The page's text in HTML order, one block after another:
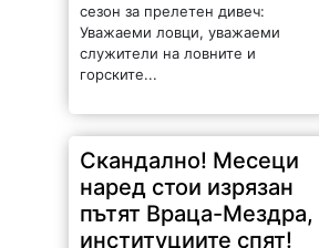
сезон за прелетен дивеч:
Уважаеми ловци, уважаеми
служители на ловните и
горските...
Скандално! Месеци
наред стои изрязан
пътят Враца-Мездра,
институциите спят!